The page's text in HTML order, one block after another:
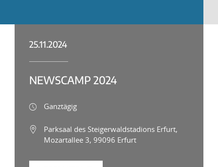
25.11.2024
NEWSCAMP 2024
Ganztägig
Parksaal des Steigerwaldstadions Erfurt,
Mozartallee 3, 99096 Erfurt